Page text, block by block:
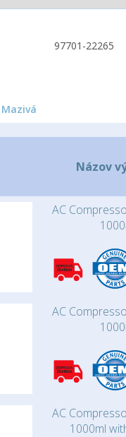
97701-22265
Mazivá
Názov
AC
AC
AC
1000ml